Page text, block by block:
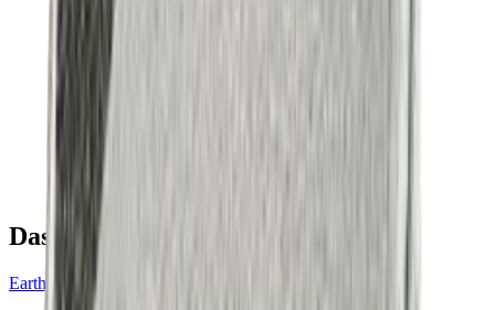
Das könnte Sie auch interessieren
Earth & Grey